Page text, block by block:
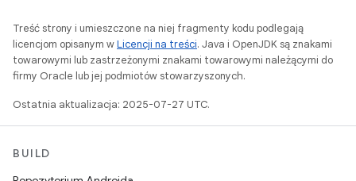
Treść strony i umieszczone na niej fragmenty kodu podlegają
licencjom opisanym wLicencji na treści. Java i OpenJDK są znakami
towarowymi lub zastrzeżonymi znakami towarowymi należącymi do
firmy Oracle lub jej podmiotów stowarzyszonych.
Ostatnia aktualizacja: 2025-07-27 UTC.
BUILD